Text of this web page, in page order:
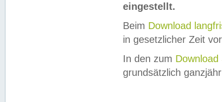
eingestellt.
Beim Download
in gesetzlicher Zeit
In den zum Download
grundsätzlich